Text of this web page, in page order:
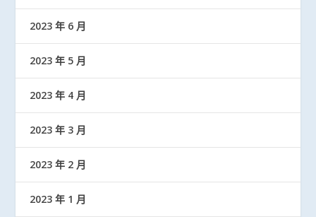
2023 年 6 月
2023 年 5 月
2023 年 4 月
2023 年 3 月
2023 年 2 月
2023 年 1 月